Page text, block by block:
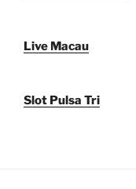
Live Macau
Slot Pulsa Tri